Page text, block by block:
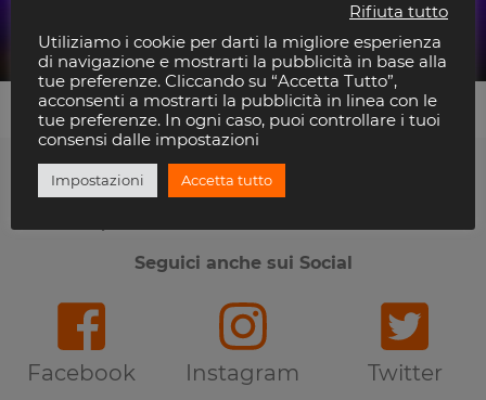
IlMuretto®
Seguici anche sui Social
Facebook Instagram Twitter
Rifiuta tutto
Utiliziamo i cookie per darti la migliore esperienza
di navigazione e mostrarti la pubblicità in base alla
tue preferenze. Cliccando su “Accetta Tutto”,
acconsenti a mostrarti la pubblicità in linea con le
tue preferenze. In ogni caso, puoi controllare i tuoi
consensi dalle impostazioni
Impostazioni Accetta tutto